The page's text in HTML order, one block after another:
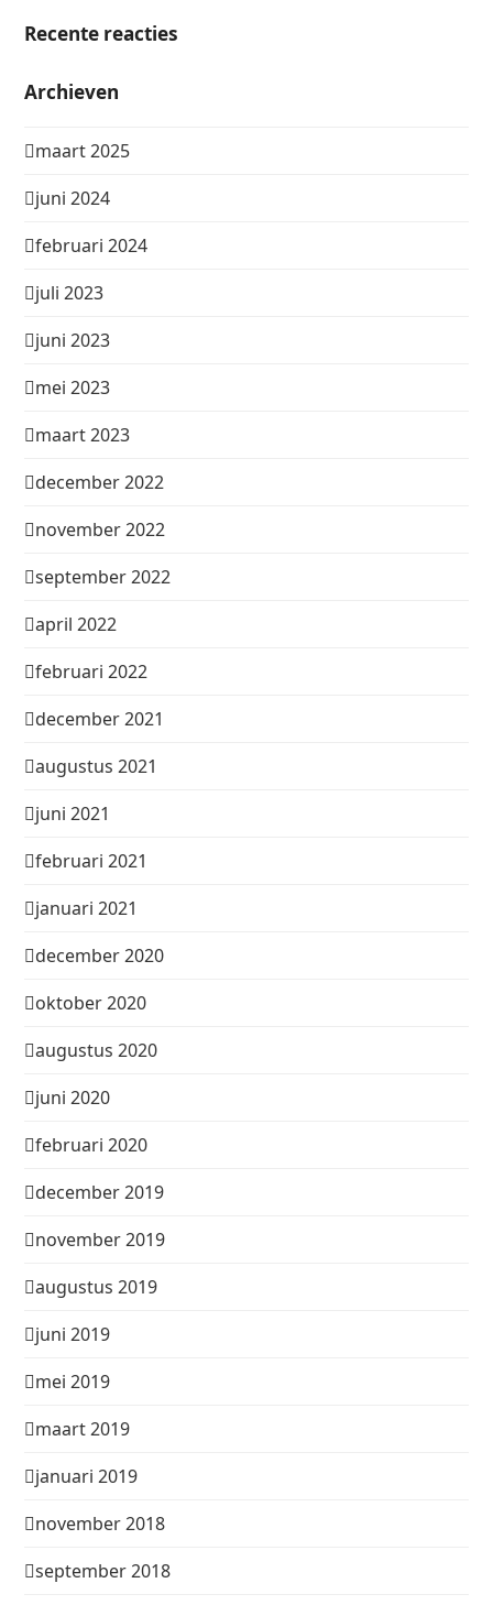
Recente reacties
Archieven
maart 2025
juni 2024
februari 2024
juli 2023
juni 2023
mei 2023
maart 2023
december 2022
november 2022
september 2022
april 2022
februari 2022
december 2021
augustus 2021
juni 2021
februari 2021
januari 2021
december 2020
oktober 2020
augustus 2020
juni 2020
februari 2020
december 2019
november 2019
augustus 2019
juni 2019
mei 2019
maart 2019
januari 2019
november 2018
september 2018